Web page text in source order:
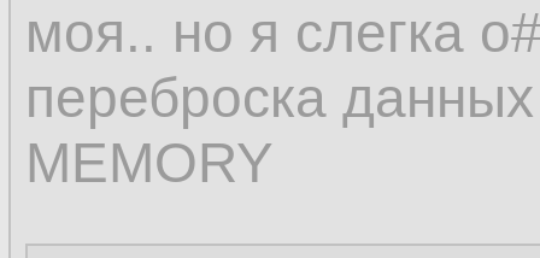
моя.. но я слегка
переброска
MEMORY